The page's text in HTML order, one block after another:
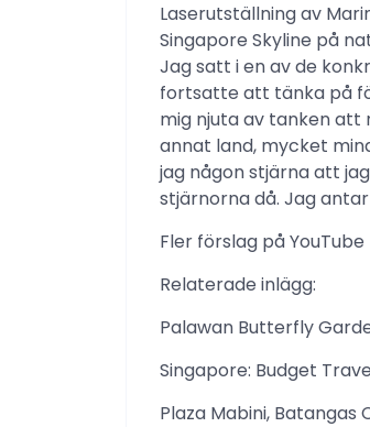
Laserutställning av
Singapore Skyline på
Jag satt i en av de
fortsatte att tänka på
mig njuta av tanken att
annat land, mycket
jag någon stjärna att
stjärnorna då. Jag
Fler förslag på YouTube
Relaterade inlägg:
Palawan Butterfly
Singapore: Budget
Plaza Mabini, Batangas